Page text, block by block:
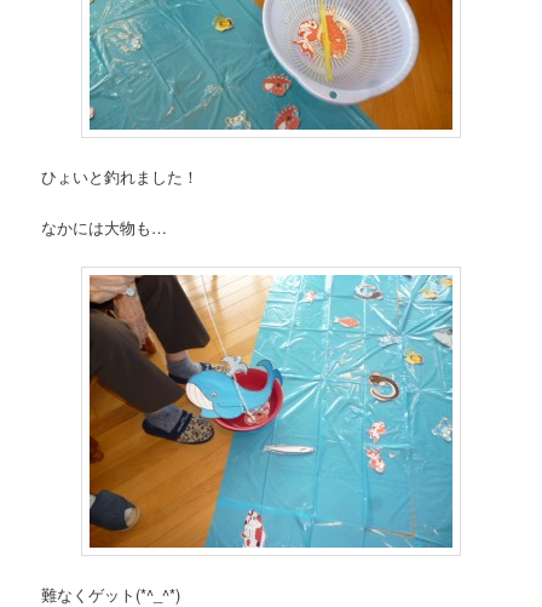
ひょいと釣れました！
なかには大物も…
難なくゲット(*^_^*)